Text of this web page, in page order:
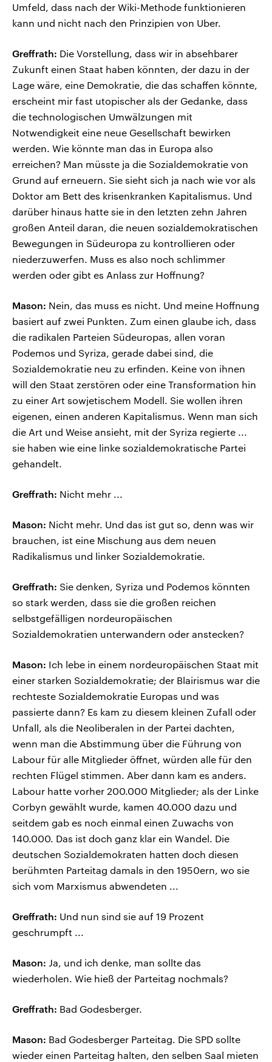
Umfeld, dass nach der Wiki-Methode funktionieren
kann und nicht nach den Prinzipien von Uber.
Greffrath: Die Vorstellung, dass wir in absehbarer
Zukunft einen Staat haben könnten, der dazu in der
Lage wäre, eine Demokratie, die das schaffen könnte,
erscheint mir fast utopischer als der Gedanke, dass
die technologischen Umwälzungen mit
Notwendigkeit eine neue Gesellschaft bewirken
werden. Wie könnte man das in Europa also
erreichen? Man müsste ja die Sozialdemokratie von
Grund auf erneuern. Sie sieht sich ja nach wie vor als
Doktor am Bett des krisenkranken Kapitalismus. Und
darüber hinaus hatte sie in den letzten zehn Jahren
großen Anteil daran, die neuen sozialdemokratischen
Bewegungen in Südeuropa zu kontrollieren oder
niederzuwerfen. Muss es also noch schlimmer
werden oder gibt es Anlass zur Hoffnung?
Mason: Nein, das muss es nicht. Und meine Hoffnung
basiert auf zwei Punkten. Zum einen glaube ich, dass
die radikalen Parteien Südeuropas, allen voran
Podemos und Syriza, gerade dabei sind, die
Sozialdemokratie neu zu erfinden. Keine von ihnen
will den Staat zerstören oder eine Transformation hin
zu einer Art sowjetischem Modell. Sie wollen ihren
eigenen, einen anderen Kapitalismus. Wenn man sich
die Art und Weise ansieht, mit der Syriza regierte ...
sie haben wie eine linke sozialdemokratische Partei
gehandelt.
Greffrath: Nicht mehr ...
Mason: Nicht mehr. Und das ist gut so, denn was wir
brauchen, ist eine Mischung aus dem neuen
Radikalismus und linker Sozialdemokratie.
Greffrath: Sie denken, Syriza und Podemos könnten
so stark werden, dass sie die großen reichen
selbstgefälligen nordeuropäischen
Sozialdemokratien unterwandern oder anstecken?
Mason: Ich lebe in einem nordeuropäischen Staat mit
einer starken Sozialdemokratie; der Blairismus war die
rechteste Sozialdemokratie Europas und was
passierte dann? Es kam zu diesem kleinen Zufall oder
Unfall, als die Neoliberalen in der Partei dachten,
wenn man die Abstimmung über die Führung von
Labour für alle Mitglieder öffnet, würden alle für den
rechten Flügel stimmen. Aber dann kam es anders.
Labour hatte vorher 200.000 Mitglieder; als der Linke
Corbyn gewählt wurde, kamen 40.000 dazu und
seitdem gab es noch einmal einen Zuwachs von
140.000. Das ist doch ganz klar ein Wandel. Die
deutschen Sozialdemokraten hatten doch diesen
berühmten Parteitag damals in den 1950ern, wo sie
sich vom Marxismus abwendeten ...
Greffrath: Und nun sind sie auf 19 Prozent
geschrumpft ...
Mason: Ja, und ich denke, man sollte das
wiederholen. Wie hieß der Parteitag nochmals?
Greffrath: Bad Godesberger.
Mason: Bad Godesberger Parteitag. Die SPD sollte
wieder einen Parteitag halten, den selben Saal mieten